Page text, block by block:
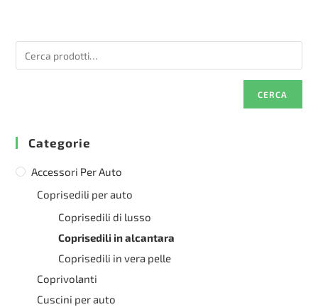
nella
nella
prodotto
CERCA
Categorie
Accessori Per Auto
Coprisedili per auto
Coprisedili di lusso
Coprisedili in alcantara
Coprisedili in vera pelle
Coprivolanti
Cuscini per auto